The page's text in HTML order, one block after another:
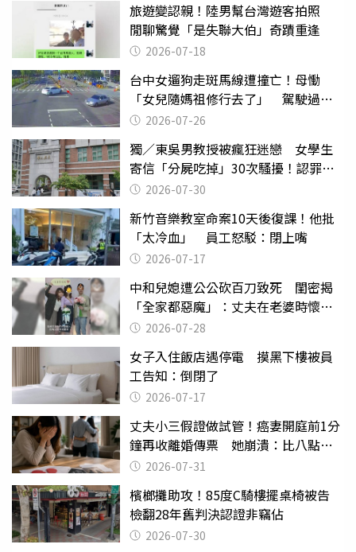
旅遊變認親！陸男幫台灣遊客拍照
閒聊驚覺「是失聯大伯」奇蹟重逢
2026-07-18
台中女遛狗走斑馬線遭撞亡！母慟
「女兒隨媽祖修行去了」 駕駛過失
致死判9月
2026-07-26
獨／東吳男教授被瘋狂迷戀 女學生
寄信「分屍吃掉」30次騷擾！認罪免
關 2026-07-30
新竹音樂教室命案10天後復課！他批
「太冷血」 員工怒駁：閉上嘴
2026-07-17
中和兒媳遭公公砍百刀致死 閨密揭
「全家都惡魔」：丈夫在老婆時懷孕
摔東西
2026-07-28
女子入住飯店遇停電 摸黑下樓被員
工告知：倒閉了
2026-07-17
丈夫小三假證做試管！癌妻開庭前1分
鐘再收離婚傳票 她崩潰：比八點檔
還扯2026-07-31
檳榔攤助攻！85度C騎樓擺桌椅被告
檢翻28年舊判決認證非竊佔
2026-07-30